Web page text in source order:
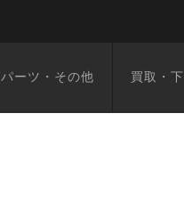
パーツ・その他 買取・